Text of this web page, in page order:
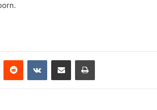
Reddit VKontakteShare via Email Print